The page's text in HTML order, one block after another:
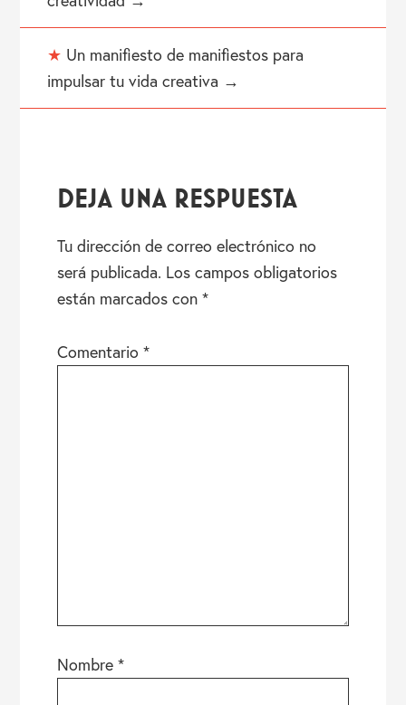
★ Un manifiesto de manifiestos para
impulsar tu vida creativa →
CON
LECTORES
DEJA UNA RESPUESTA
Tu dirección de correo electrónico no
será publicada. Los campos obligatorios
están marcados con *
Comentario *
Nombre *